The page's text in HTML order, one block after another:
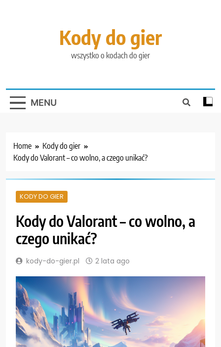
Kody do gier
wszystko o kodach do gier
MENU
Home
Kody do gier
Kody do Valorant – co wolno, a czego unikać?
KODY DO GIER
Kody do Valorant – co wolno, a
czego unikać?
kody-do-gier.pl 2 lata ago